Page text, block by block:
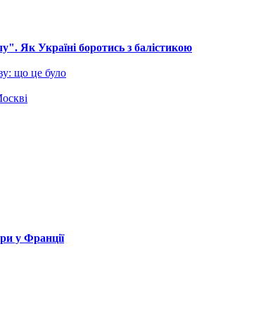
Як Україні боротись з балістикою
що це було
у Франції